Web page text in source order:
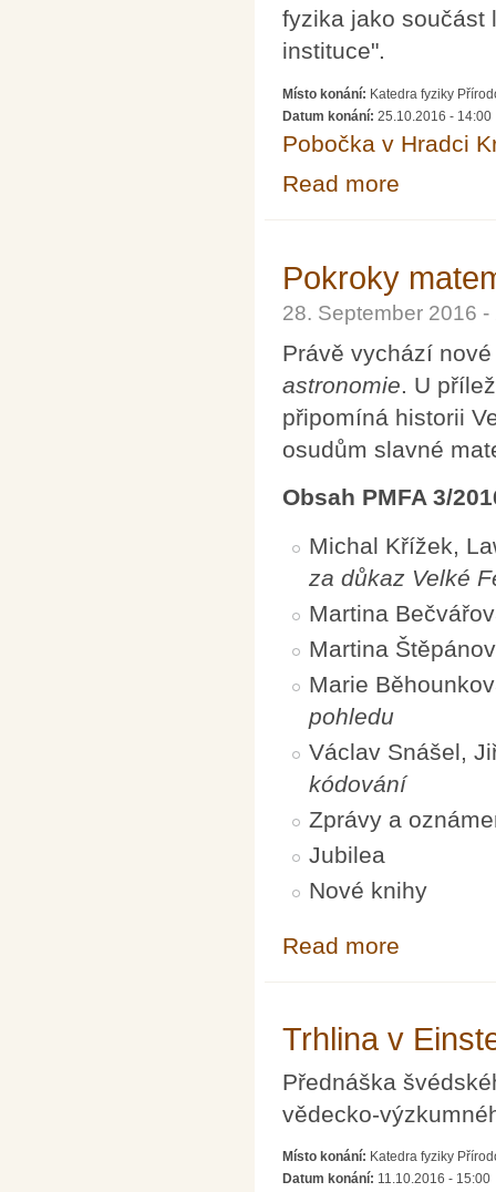
fyzika jako součást
instituce".
Místo konání: Katedra fyziky
Datum konání: 25.10.2016 - 14:00
Pobočka v Hradci
Read more
Pokroky
28. September 2016
Právě vychází
astronomie. U
připomíná historii
osudům slavné
Obsah PMFA 3/
Michal Křížek,
za důkaz Velké
Martina
Martina
Marie
pohledu
Václav Snášel,
kódování
Zprávy a
Jubilea
Nové knihy
Read more
Trhlina v
Přednáška
vědecko-
Místo konání: Katedra fyziky
Datum konání: 11.10.2016 - 15:00